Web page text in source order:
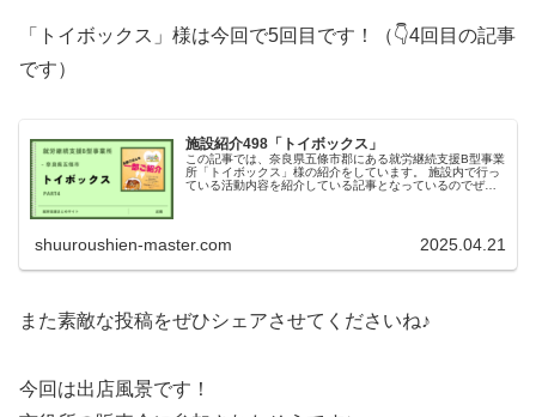
「トイボックス」様は今回で5回目です！（👇4回目の記事
です）
施設紹介498「トイボックス」
この記事では、奈良県五條市郡にある就労継続支援B型事業
所「トイボックス」様の紹介をしています。 施設内で行っ
ている活動内容を紹介している記事となっているのでぜひ
shuuroushien-master.com 2025.04.21
また素敵な投稿をぜひシェアさせてくださいね♪
今回は出店風景です！